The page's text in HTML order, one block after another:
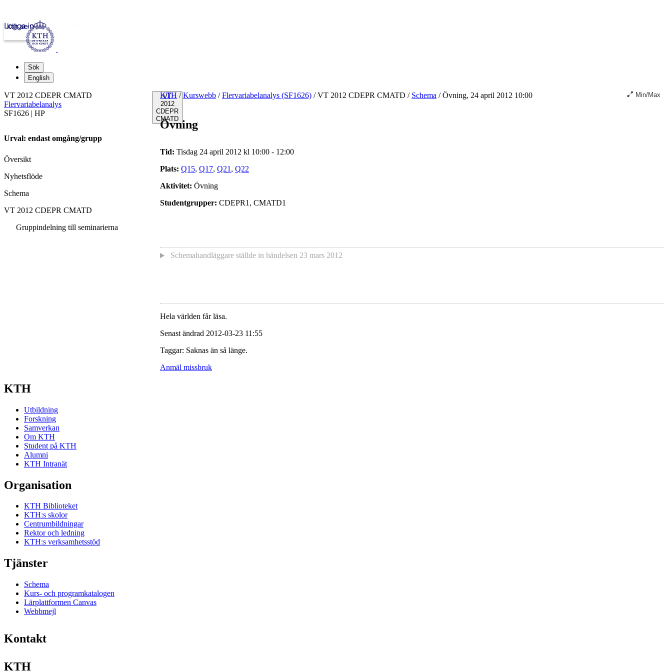
kth.se
Logga in
Sök
English
VT
2012
CDEPR
CMATD
KTH / Kurswebb / Flervariabelanalys (SF1626) /VT 2012 CDEPR CMATD / Schema /Övning, 24 april 2012 10:00 Min/Max
Övning
Tid: Tisdag 24 april 2012 kl 10:00 - 12:00
Plats: Q15, Q17, Q21 , Q22
Aktivitet: Övning
Studentgrupper: CDEPR1, CMATD1
Schemahandläggare ställde in händelsen 23 mars 2012
Hela världen får läsa.
Senast ändrad 2012-03-23 11:55
Taggar: Saknas än så länge.
Anmäl missbruk
VT 2012 CDEPR CMATD
Flervariabelanalys
SF1626 | HP
Urval: endast omgång/grupp
Översikt
Nyhetsflöde
Schema
VT 2012 CDEPR CMATD
Gruppindelning till seminarierna
KTH
Utbildning
Forskning
Samverkan
Om KTH
Student på KTH
Alumni
KTH Intranät
Organisation
KTH Biblioteket
KTH:s skolor
Centrumbildningar
Rektor och ledning
KTH:s verksamhetsstöd
Tjänster
Schema
Kurs- och programkatalogen
Lärplattformen Canvas
Webbmejl
Kontakt
KTH